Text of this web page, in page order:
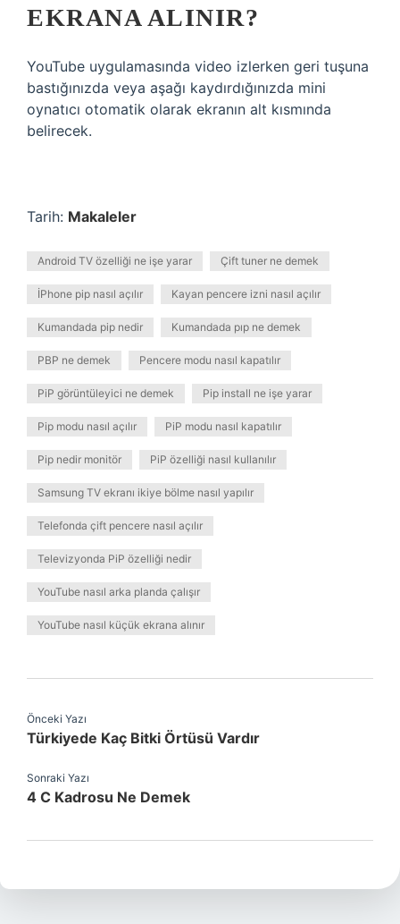
EKRANA ALINIR?
YouTube uygulamasında video izlerken geri tuşuna
bastığınızda veya aşağı kaydırdığınızda mini
oynatıcı otomatik olarak ekranın alt kısmında
belirecek.
Tarih: Makaleler
Android TV özelliği ne işe yarar Çift tuner ne demek
İPhone pip nasıl açılır Kayan pencere izni nasıl açılır
Kumandada pip nedir Kumandada pıp ne demek
PBP ne demek Pencere modu nasıl kapatılır
PiP görüntüleyici ne demek Pip install ne işe yarar
Pip modu nasıl açılır PiP modu nasıl kapatılır
Pip nedir monitör PiP özelliği nasıl kullanılır
Samsung TV ekranı ikiye bölme nasıl yapılır
Telefonda çift pencere nasıl açılır
Televizyonda PiP özelliği nedir
YouTube nasıl arka planda çalışır
YouTube nasıl küçük ekrana alınır
Önceki Yazı
Türkiyede Kaç Bitki Örtüsü Vardır
Sonraki Yazı
4 C Kadrosu Ne Demek